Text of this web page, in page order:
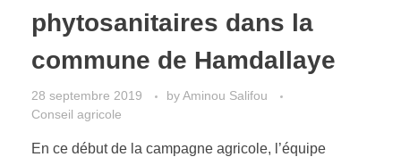
phytosanitaires dans la
commune de Hamdallaye
28 septembre 2019 byAminou Salifou
Conseil agricole
En ce début de la campagne agricole, l’équipe